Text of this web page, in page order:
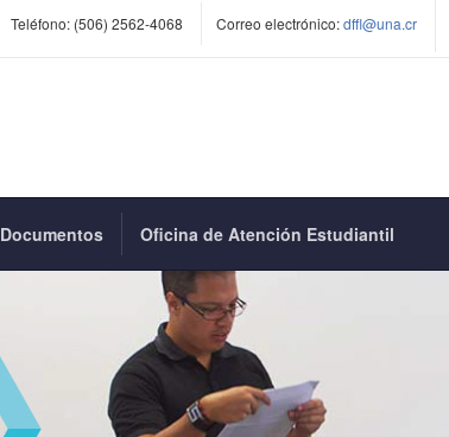
Teléfono: (506) 2562-4068 Correo electrónico:dffl@una.cr
Documentos Oficina de Atención Estudiantil